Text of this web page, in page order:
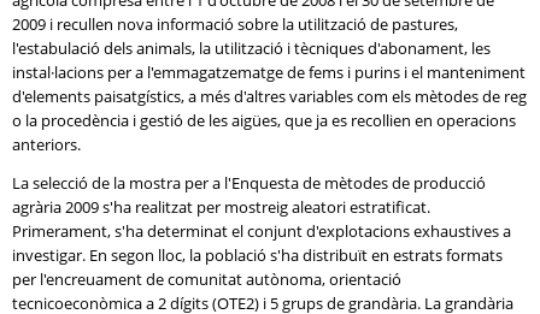
2009 i recullen nova informació sobre la utilització de pastures,
l'estabulació dels animals, la utilització i tècniques d'abonament, les
instal·lacions per a l'emmagatzematge de fems i purins i el manteniment
d'elements paisatgístics, a més d'altres variables com els mètodes de reg
o la procedència i gestió de les aigües, que ja es recollien en operacions
anteriors.
La selecció de la mostra per a l'Enquesta de mètodes de producció
agrària 2009 s'ha realitzat per mostreig aleatori estratificat.
Primerament, s'ha determinat el conjunt d'explotacions exhaustives a
investigar. En segon lloc, la població s'ha distribuït en estrats formats
per l'encreuament de comunitat autònoma, orientació
tecnicoeconòmica a 2 dígits (OTE2) i 5 grups de grandària. La grandària